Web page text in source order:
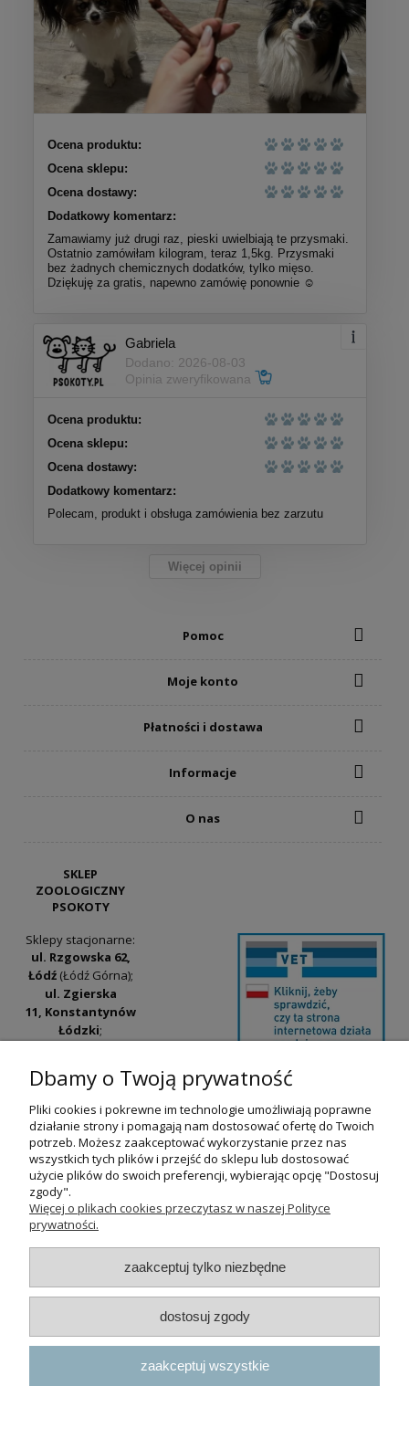
Ocena produktu:
Ocena sklepu:
Ocena dostawy:
Dodatkowy komentarz:
Zamawiamy już drugi raz, pieski uwielbiają te przysmaki.
Ostatnio zamówiłam kilogram, teraz 1,5kg. Przysmaki
bez żadnych chemicznych dodatków, tylko mięso.
Dziękuję za gratis, napewno zamówię ponownie ☺️
Gabriela
Dodano: 2026-08-03
Opinia zweryfikowana
Ocena produktu:
Ocena sklepu:
Ocena dostawy:
Dodatkowy komentarz:
Polecam, produkt i obsługa zamówienia bez zarzutu
Więcej opinii
Pomoc
Moje konto
Płatności i dostawa
Informacje
O nas
SKLEP
ZOOLOGICZNY
PSOKOTY
Sklepy stacjonarne:
ul. Rzgowska 62,
Łódź(Łódź Górna);
ul. Zgierska
11, Konstantynów
Łódzki;
Widzew).
Godziny otwarcia:
pn-pt 9:00-17:00
+48 530 230 483
psokoty@psokoty.pl
Sklep internetowy Shoper.pl
Dbamy o Twoją prywatność
Pliki cookies i pokrewne im technologie umożliwiają poprawne
działanie strony i pomagają nam dostosować ofertę do Twoich
potrzeb. Możesz zaakceptować wykorzystanie przez nas
wszystkich tych plików i przejść do sklepu lub dostosować
użycie plików do swoich preferencji, wybierając opcję "Dostosuj
zgody".
Więcej o plikach cookies przeczytasz w naszej Polityce
prywatności.
zaakceptuj tylko niezbędne
dostosuj zgody
zaakceptuj wszystkie